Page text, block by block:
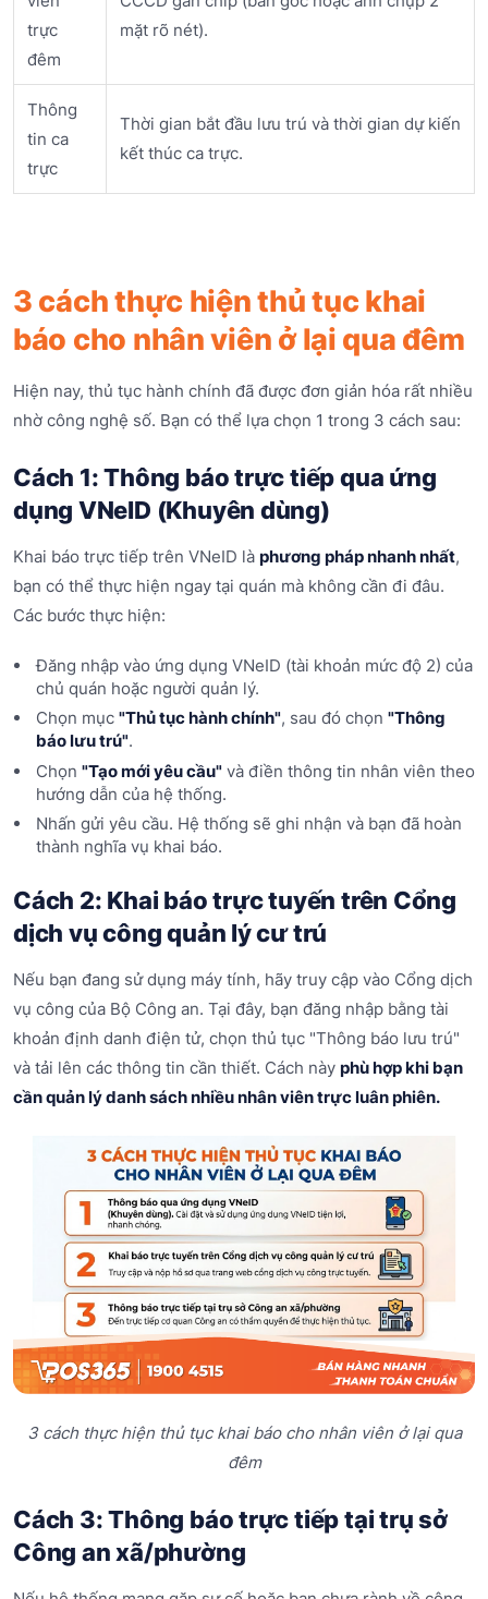
trực
đêm
mặt rõ nét).
Thông
tin ca
trực
Thời gian bắt đầu lưu trú và thời gian dự kiến
kết thúc ca trực.
3 cách thực hiện thủ tục khai
báo cho nhân viên ở lại qua đêm
Hiện nay, thủ tục hành chính đã được đơn giản hóa rất nhiều
nhờ công nghệ số. Bạn có thể lựa chọn 1 trong 3 cách sau:
Cách 1: Thông báo trực tiếp qua ứng
dụng VNeID (Khuyên dùng)
Khai báo trực tiếp trên VNeID là phương pháp nhanh nhất,
bạn có thể thực hiện ngay tại quán mà không cần đi đâu.
Các bước thực hiện:
Đăng nhập vào ứng dụng VNeID (tài khoản mức độ 2) của
chủ quán hoặc người quản lý.
Chọn mục "Thủ tục hành chính", sau đó chọn "Thông
báo lưu trú".
Chọn "Tạo mới yêu cầu"và điền thông tin nhân viên theo
hướng dẫn của hệ thống.
Nhấn gửi yêu cầu. Hệ thống sẽ ghi nhận và bạn đã hoàn
thành nghĩa vụ khai báo.
Cách 2: Khai báo trực tuyến trên Cổng
dịch vụ công quản lý cư trú
Nếu bạn đang sử dụng máy tính, hãy truy cập vào Cổng dịch
vụ công của Bộ Công an. Tại đây, bạn đăng nhập bằng tài
khoản định danh điện tử, chọn thủ tục "Thông báo lưu trú"
và tải lên các thông tin cần thiết. Cách này phù hợp khi bạn
cần quản lý danh sách nhiều nhân viên trực luân phiên.
3 cách thực hiện thủ tục khai báo cho nhân viên ở lại qua
đêm
Cách 3: Thông báo trực tiếp tại trụ sở
Công an xã/phường